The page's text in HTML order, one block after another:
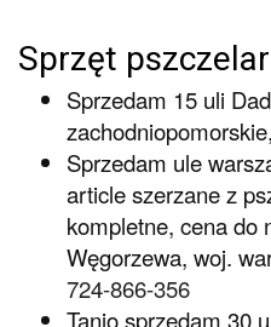
Sprzęt
Sprzedam 15 uli
Sprzedam ule
article szerzane z
kompletne, cena do
Węgorzewa, woj.
724-866-356
Tanio sprzedam 30